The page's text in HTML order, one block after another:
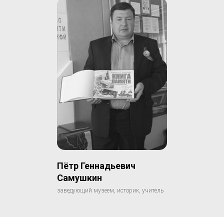
Пётр Геннадьевич
Самушкин
заведующий музеем, историк, учитель